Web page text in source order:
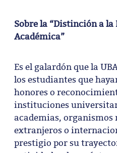
Sobre la “Distinción a la
Académica”
Es el galardón que la
los estudiantes que
honores o
instituciones
academias, organismos
extranjeros o
prestigio por su